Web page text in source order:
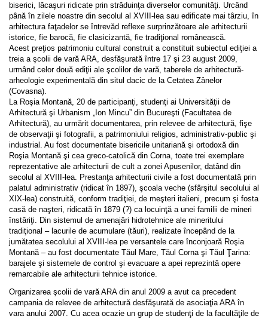
biserici, lăcaşuri ridicate prin străduinţa diverselor comunităţi. Urcând
până în zilele noastre din secolul al XVIII-lea sau edificate mai târziu, în
arhitectura faţadelor se întrevăd reflexe surprinzătoare ale arhitecturii
istorice, fie barocă, fie clasicizantă, fie tradiţional românească.
Acest preţios patrimoniu cultural construit a constituit subiectul ediţiei a
treia a şcolii de vară ARA, desfăşurată între 17 şi 23 august 2009,
urmând celor două ediţii ale şcolilor de vară, taberele de arhitectură-
arheologie experimentală din situl dacic de la Cetatea Zânelor
(Covasna).
La Roşia Montană, 20 de participanţi, studenţi ai Universităţii de
Arhitectură şi Urbanism „Ion Mincu” din Bucureşti (Facultatea de
Arhitectură), au urmărit documentarea, prin relevee de arhitectură, fişe
de observaţii şi fotografii, a patrimoniului religios, administrativ-public şi
industrial. Au fost documentate bisericile unitariană şi ortodoxă din
Roşia Montană şi cea greco-catolică din Corna, toate trei exemplare
reprezentative ale arhitecturii de cult a zonei Apusenilor, datând din
secolul al XVIII-lea. Prestanţa arhitecturii civile a fost documentată prin
palatul administrativ (ridicat în 1897), şcoala veche (sfârşitul secolului al
XIX-lea) construită, conform tradiţiei, de meşteri italieni, precum şi fosta
casă de naşteri, ridicată în 1879 (?) ca locuinţă a unei familii de mineri
înstăriţi. Din sistemul de amenajări hidrotehnice ale mineritului
tradiţional – lacurile de acumulare (tăuri), realizate începând de la
jumătatea secolului al XVIII-lea pe versantele care înconjoară Roşia
Montană – au fost documentate Tăul Mare, Tăul Corna şi Tăul Ţarina:
barajele şi sistemele de control şi evacuare a apei reprezintă opere
remarcabile ale arhitecturii tehnice istorice.
Organizarea şcolii de vară ARA din anul 2009 a avut ca precedent
campania de relevee de arhitectură desfăşurată de asociaţia ARA în
vara anului 2007. Cu acea ocazie un grup de studenţi de la facultăţile de